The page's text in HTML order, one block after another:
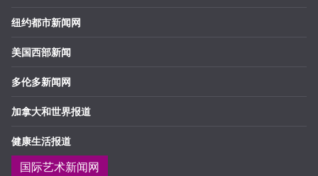
纽约都市新闻网
美国西部新闻
多伦多新闻网
加拿大和世界报道
健康生活报道
国际艺术新闻网